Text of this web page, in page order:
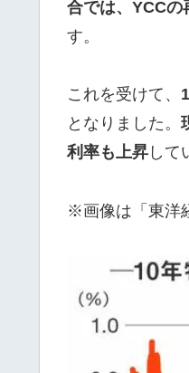
合では、YCCの
す。
これを受けて、
となりました。
利率も上昇 して
※画像は「東洋